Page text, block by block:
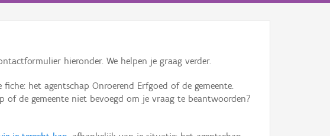
hieronder. We helpen je graag verder.
het agentschap Onroerend Erfgoed of de gemeente.
of de gemeente niet bevoegd om je vraag te beantwoorden?